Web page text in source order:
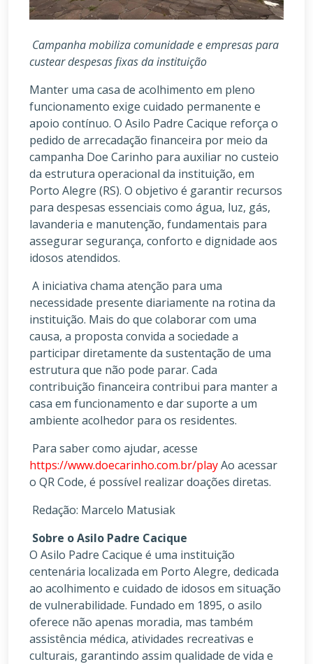
Campanha mobiliza comunidade e empresas para
custear despesas fixas da instituição
Manter uma casa de acolhimento em pleno
funcionamento exige cuidado permanente e
apoio contínuo. O Asilo Padre Cacique reforça o
pedido de arrecadação financeira por meio da
campanha Doe Carinho para auxiliar no custeio
da estrutura operacional da instituição, em
Porto Alegre (RS). O objetivo é garantir recursos
para despesas essenciais como água, luz, gás,
lavanderia e manutenção, fundamentais para
assegurar segurança, conforto e dignidade aos
idosos atendidos.
A iniciativa chama atenção para uma
necessidade presente diariamente na rotina da
instituição. Mais do que colaborar com uma
causa, a proposta convida a sociedade a
participar diretamente da sustentação de uma
estrutura que não pode parar. Cada
contribuição financeira contribui para manter a
casa em funcionamento e dar suporte a um
ambiente acolhedor para os residentes.
Para saber como ajudar, acesse
https://www.doecarinho.com.br/playAo acessar
o QR Code, é possível realizar doações diretas.
Redação: Marcelo Matusiak
Sobre o Asilo Padre Cacique
O Asilo Padre Cacique é uma instituição
centenária localizada em Porto Alegre, dedicada
ao acolhimento e cuidado de idosos em situação
de vulnerabilidade. Fundado em 1895, o asilo
oferece não apenas moradia, mas também
assistência médica, atividades recreativas e
culturais, garantindo assim qualidade de vida e